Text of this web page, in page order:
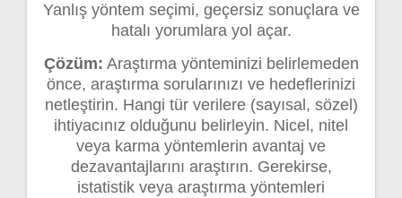
Yanlış yöntem seçimi, geçersiz sonuçlara ve
hatalı yorumlara yol açar.
Çözüm: Araştırma yönteminizi belirlemeden
önce, araştırma sorularınızı ve hedeflerinizi
netleştirin. Hangi tür verilere (sayısal, sözel)
ihtiyacınız olduğunu belirleyin. Nicel, nitel
veya karma yöntemlerin avantaj ve
dezavantajlarını araştırın. Gerekirse,
istatistik veya araştırma yöntemleri